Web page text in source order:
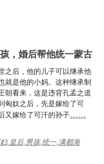
，婚后帮他统一蒙古
之后，他的儿子可以继承他
就是他的小妈。这种继承制
朝看来，这是违背孔孟之道
匈奴之后，先是嫁给了可
又嫁给了可汗的孙子……
,皇后,男孩,统一,满都海